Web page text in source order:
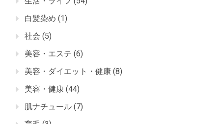
白髪染め (1)
社会 (5)
美容・エステ (6)
美容・ダイエット・健康 (8)
美容・健康 (44)
肌ナチュール (7)